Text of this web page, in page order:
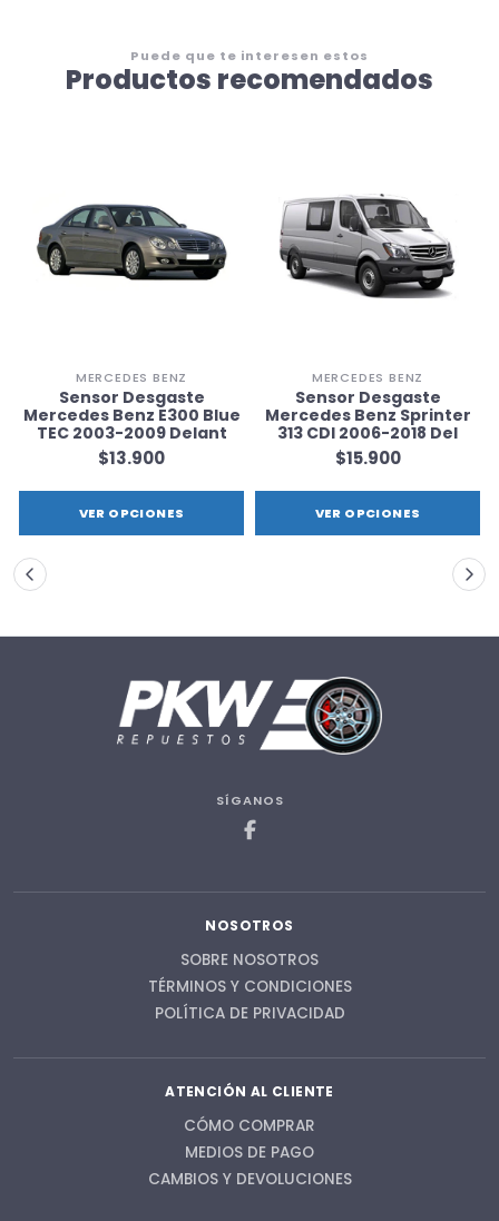
Puede que te interesen estos
Productos recomendados
MERCEDES BENZ
Sensor Desgaste
Mercedes Benz E300 Blue
TEC 2003-2009 Delant
$13.900
VER OPCIONES
MERCEDES BENZ
Sensor Desgaste
Mercedes Benz Sprinter
313 CDI 2006-2018 Del
$15.900
VER OPCIONES
SÍGANOS
NOSOTROS
SOBRE NOSOTROS
TÉRMINOS Y CONDICIONES
POLÍTICA DE PRIVACIDAD
ATENCIÓN AL CLIENTE
CÓMO COMPRAR
MEDIOS DE PAGO
CAMBIOS Y DEVOLUCIONES